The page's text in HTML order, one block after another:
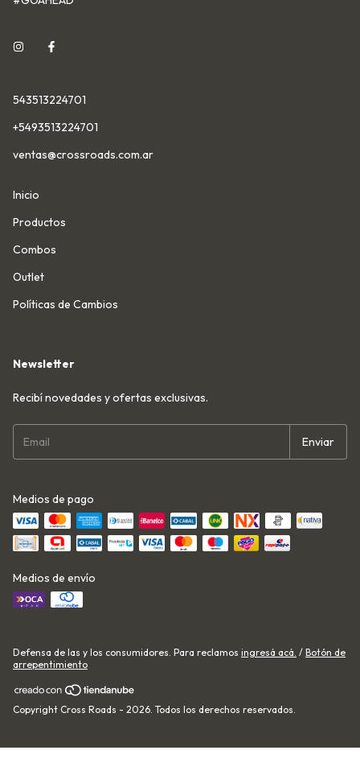
543513224701
+5493513224701
ventas@crossroads.com.ar
Inicio
Productos
Combos
Outlet
Políticas de Cambios
Newsletter
Recibí novedades y ofertas exclusivas.
Medios de pago
Medios de envío
Defensa de las y los consumidores. Para reclamos ingresá acá. / Botón de
arrepentimiento
Copyright Cross Roads - 2026. Todos los derechos reservados.